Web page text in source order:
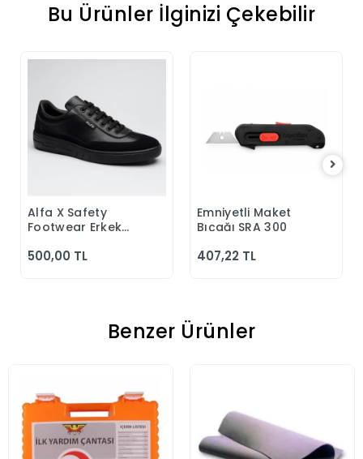
Bu Ürünler İlginizi Çekebilir
Sepete Ekle
Alfa X Safety
Footwear Erkek
Klasik Ayakkabı
500,00 TL
Sepete Ekle
Emniyetli Maket
Bıçağı SRA 300
407,22 TL
Benzer Ürünler